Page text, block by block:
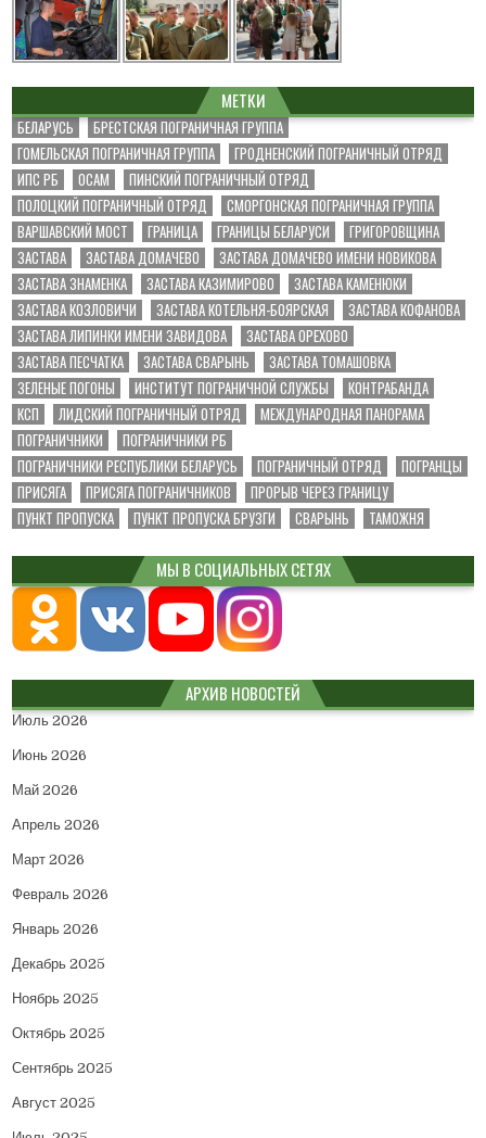
МЕТКИ
БЕЛАРУСЬ
БРЕСТСКАЯ ПОГРАНИЧНАЯ ГРУППА
ГОМЕЛЬСКАЯ ПОГРАНИЧНАЯ ГРУППА
ГРОДНЕНСКИЙ ПОГРАНИЧНЫЙ ОТРЯД
ИПС РБ
ОСАМ
ПИНСКИЙ ПОГРАНИЧНЫЙ ОТРЯД
ПОЛОЦКИЙ ПОГРАНИЧНЫЙ ОТРЯД
СМОРГОНСКАЯ ПОГРАНИЧНАЯ ГРУППА
ВАРШАВСКИЙ МОСТ
ГРАНИЦА ГРАНИЦЫ БЕЛАРУСИ
ГРИГОРОВЩИНА
ЗАСТАВА
ЗАСТАВА ДОМАЧЕВО
ЗАСТАВА ДОМАЧЕВО ИМЕНИ НОВИКОВА
ЗАСТАВА ЗНАМЕНКА
ЗАСТАВА КАЗИМИРОВО
ЗАСТАВА КАМЕНЮКИ
ЗАСТАВА КОЗЛОВИЧИ
ЗАСТАВА КОТЕЛЬНЯ-БОЯРСКАЯ
ЗАСТАВА КОФАНОВА
ЗАСТАВА ЛИПИНКИ ИМЕНИ ЗАВИДОВА
ЗАСТАВА ОРЕХОВО
ЗАСТАВА ПЕСЧАТКА
ЗАСТАВА СВАРЫНЬ
ЗАСТАВА ТОМАШОВКА
ЗЕЛЕНЫЕ ПОГОНЫ
ИНСТИТУТ ПОГРАНИЧНОЙ СЛУЖБЫ
КОНТРАБАНДА
КСП
ЛИДСКИЙ ПОГРАНИЧНЫЙ ОТРЯД
МЕЖДУНАРОДНАЯ ПАНОРАМА
ПОГРАНИЧНИКИ
ПОГРАНИЧНИКИ РБ
ПОГРАНИЧНИКИ РЕСПУБЛИКИ БЕЛАРУСЬ
ПОГРАНИЧНЫЙ ОТРЯД
ПОГРАНЦЫ
ПРИСЯГА
ПРИСЯГА ПОГРАНИЧНИКОВ
ПРОРЫВ ЧЕРЕЗ ГРАНИЦУ
ПУНКТ ПРОПУСКА
ПУНКТ ПРОПУСКА БРУЗГИ СВАРЫНЬ ТАМОЖНЯ
МЫ В СОЦИАЛЬНЫХ СЕТЯХ
АРХИВ НОВОСТЕЙ
Июль 2026
Июнь 2026
Май 2026
Апрель 2026
Март 2026
Февраль 2026
Январь 2026
Декабрь 2025
Ноябрь 2025
Октябрь 2025
Сентябрь 2025
Август 2025